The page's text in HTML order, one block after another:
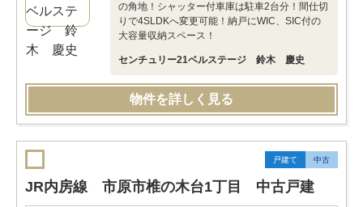
の角地！シャッター付車庫は駐車2台分！間仕切
りで4SLDKへ変更可能！納戸にWIC、SIC付の
大容量収納スペース！
センチュリー21ベルステージ 鈴木 慶史
物件を詳しく見る
戸建て 中古
JR内房線 市原市椎の木台1丁目 中古戸建